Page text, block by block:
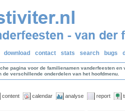
download contact stats search bugs
pagina voor de familienamen vanderfeesten
verschillende onderdelen van het hoofdmenu.
content calendar analyse report